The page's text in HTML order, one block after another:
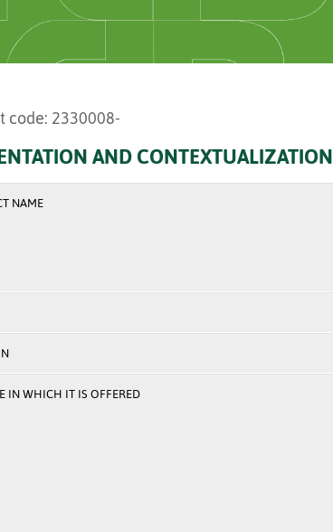
code: 2330008-
AND CONTEXTUALIZATION
NAME
IN WHICH IT IS OFFERED